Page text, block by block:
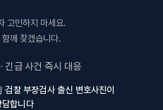
고민하지 마세요.
께 찾겠습니다.
긴급 사건 즉시 대응
검찰 부장검사 출신 변호사진이
담합니다